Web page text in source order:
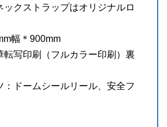
ックストラップはオリジナルロ
幅＊900mm
（フルカラー印刷）裏
：ドームシールリール、安全フ